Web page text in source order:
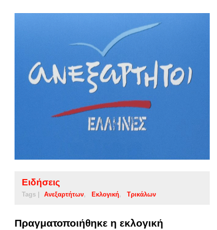
Ειδήσεις
Tags | Ανεξαρτήτων Εκλογική Τρικάλων
Πραγματοποιήθηκε η εκλογική